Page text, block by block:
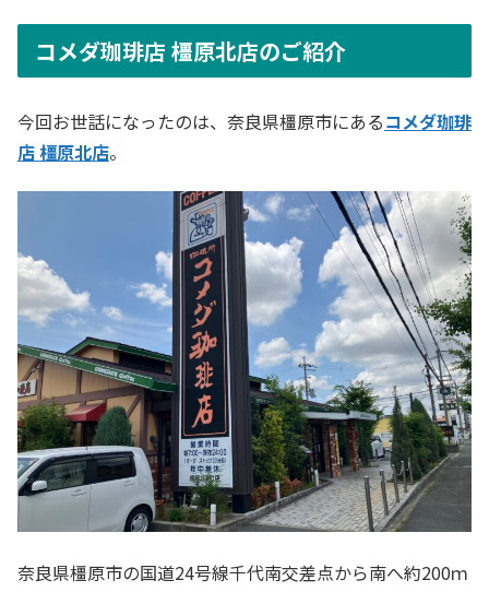
コメダ珈琲店 橿原北店のご紹介
今回お世話になったのは、奈良県橿原市にあるコメダ珈琲
店 橿原北店。
奈良県橿原市の国道24号線千代南交差点から南へ約200ｍ